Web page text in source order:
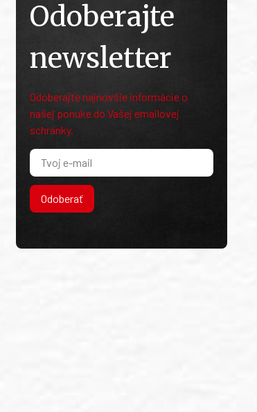
Odoberajte
newsletter
Odoberajte najnovšie informácie o
našej ponuke do Vašej emailovej
schránky.
Odoberať